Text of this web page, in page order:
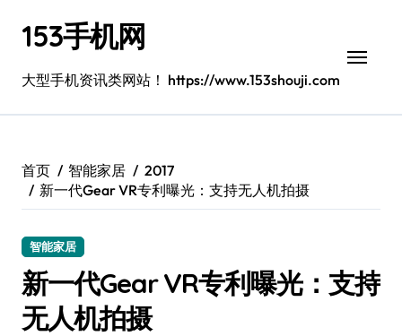
153手机网
大型手机资讯类网站！ https://www.153shouji.com
首页 智能家居
2017
新一代Gear VR专利曝光：支持无人机拍摄
智能家居
新一代Gear VR专利曝光：支持
无人机拍摄